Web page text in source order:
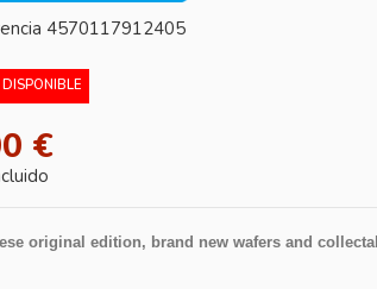
4570117912405
€
original edition, brand new wafers and